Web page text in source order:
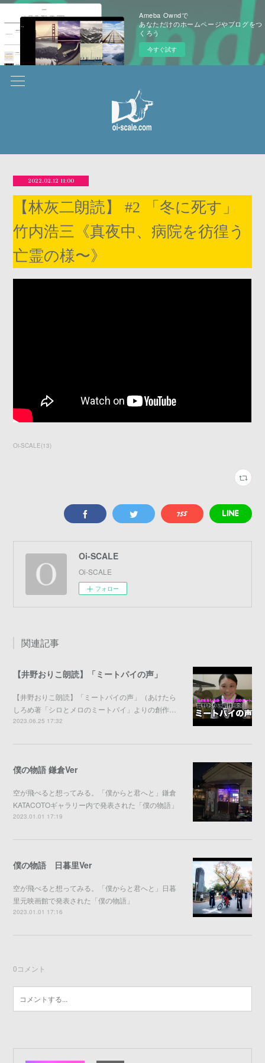
Ameba Owndで
あなただけのホームページやブログをつ
くろう
今すぐ試す
2022.02.12 11:00
【林灰二朗読】 #2 「冬に死す」
竹内浩三《真夜中、病院を彷徨う
亡霊の様〜》
Oi-SCALE(13)
Oi-SCALE
Oi-SCALE
フォロー
関連記事
【井野おりこ朗読】「ミートパイの声」
【井野おりこ朗読】「ミートパイの声」（あけたら
しろめ著「シロとメロのミートパイ」よりの創作…
2023.06.25 17:32
僕の物語 鎌倉Ver
空が飛べると想ってみる。「僕からと君へと」鎌倉
KATACOTOギャラリー内で発表された「僕の物語」
2023.01.01 17:19
僕の物語 日暮里Ver
空が飛べると想ってみる。「僕からと君へと」日暮
里元映画館で発表された「僕の物語」
2023.01.01 17:16
0コメント